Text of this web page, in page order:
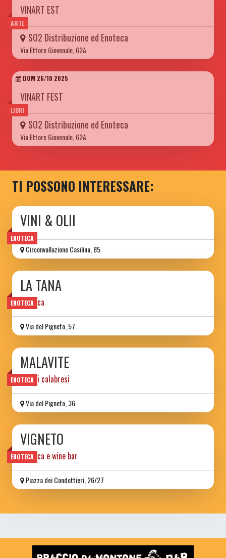
ARTE
VINART EST
SO2 Distribuzione ed Enoteca
Via Ettore Giovenale, 62A
LIBRI
DOM 26/10 2025
VINART FEST
SO2 Distribuzione ed Enoteca
Via Ettore Giovenale, 62A
TI POSSONO INTERESSARE:
ENOTECA
VINI & OLII
Circonvallazione Casilina, 85
ENOTECA
LA TANA
enoteca
Via del Pigneto, 57
ENOTECA
MALAVITE
sapori calabresi
Via del Pigneto, 36
ENOTECA
VIGNETO
enoteca e wine bar
Piazza dei Condottieri, 26/27